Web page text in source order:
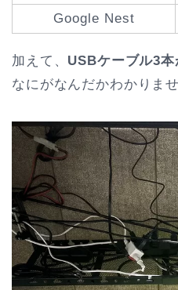
Google Nest
加えて、 USBケーブル3
なにがなんだかわかりま